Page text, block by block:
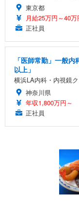
東京都
月給25万円～40万
正社員
「医師常勤」一般
以上」
横浜LA内科・内視鏡
神奈川県
年収1,800万円～
正社員